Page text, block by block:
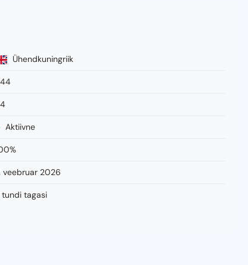
Ühendkuningriik
Aktiivne
veebruar 2026
tundi tagasi